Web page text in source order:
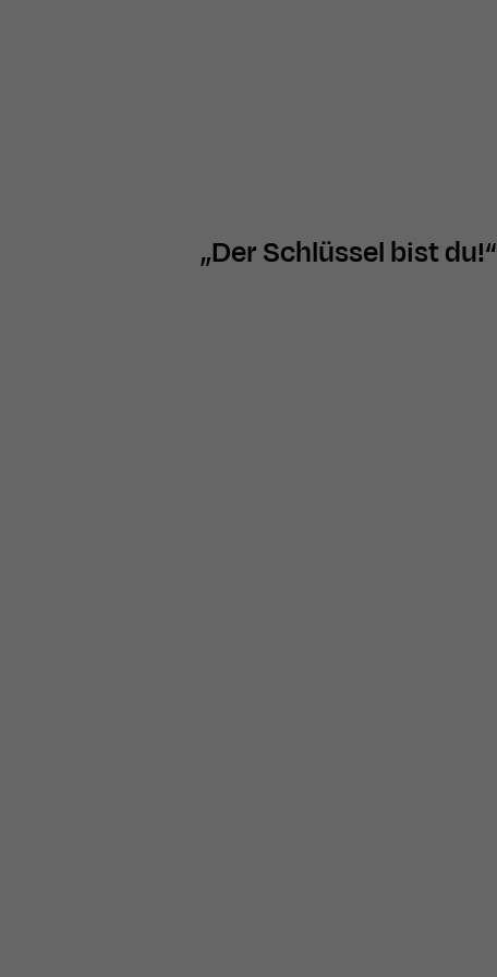
„Der Schlüssel bist du!“